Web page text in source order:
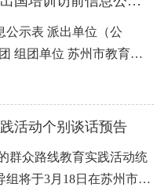
服务最高限价
、做好绿植的养
有关标准要求，确保食
，由中标人承担一切责
校制度，并按学校要求做
标人无违约行为，招标人
持，双方有分歧可委托市
有关部门处罚。 三、
的实行公开招标，三家
）向招标人递交投标
和合同样本中制定的所有
投标前向
65201415或65191978。
集团 2015年1月5日
石 岚 幼 教：袁静琦、宋婷婷、丰新娜、钱 烨、顾敏娴
单位（公
局
活动个别谈话预告
将于3月18日在苏州市实